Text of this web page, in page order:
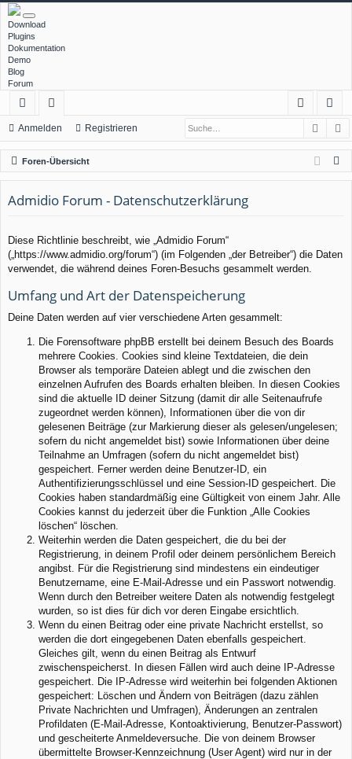
Download
Plugins
Dokumentation
Demo
Blog
Forum
ch
ne
llz
ug
f
or
en
m
el
ist
rie
Anmelden Registrieren
Foren-Übersicht
Admidio Forum - Datenschutzerklärung
Diese Richtlinie beschreibt, wie „Admidio Forum“
(„https://www.admidio.org/forum“) (im Folgenden „der Betreiber“) die Daten
verwendet, die während deines Foren-Besuchs gesammelt werden.
Umfang und Art der Datenspeicherung
Deine Daten werden auf vier verschiedene Arten gesammelt:
Die Forensoftware phpBB erstellt bei deinem Besuch des Boards
mehrere Cookies. Cookies sind kleine Textdateien, die dein
Browser als temporäre Dateien ablegt und die zwischen den
einzelnen Aufrufen des Boards erhalten bleiben. In diesen Cookies
sind die aktuelle ID deiner Sitzung (damit dir alle Seitenaufrufe
zugeordnet werden können), Informationen über die von dir
gelesenen Beiträge (zur Markierung dieser als gelesen/ungelesen;
sofern du nicht angemeldet bist) sowie Informationen über deine
Teilnahme an Umfragen (sofern du nicht angemeldet bist)
gespeichert. Ferner werden deine Benutzer-ID, ein
Authentifizierungsschlüssel und eine Session-ID gespeichert. Die
Cookies haben standardmäßig eine Gültigkeit von einem Jahr. Alle
Cookies kannst du jederzeit über die Funktion „Alle Cookies
löschen“ löschen.
Weiterhin werden die Daten gespeichert, die du bei der
Registrierung, in deinem Profil oder deinem persönlichem Bereich
angibst. Für die Registrierung sind mindestens ein eindeutiger
Benutzername, eine E-Mail-Adresse und ein Passwort notwendig.
Wenn durch den Betreiber weitere Daten als notwendig festgelegt
wurden, so ist dies für dich vor deren Eingabe ersichtlich.
Wenn du einen Beitrag oder eine private Nachricht erstellst, so
werden die dort eingegebenen Daten ebenfalls gespeichert.
Gleiches gilt, wenn du einen Beitrag als Entwurf
zwischenspeicherst. In diesen Fällen wird auch deine IP-Adresse
gespeichert. Die IP-Adresse wird weiterhin bei folgenden Aktionen
gespeichert: Löschen und Ändern von Beiträgen (dazu zählen
Private Nachrichten und Umfragen), Änderungen an zentralen
Profildaten (E-Mail-Adresse, Kontoaktivierung, Benutzer-Passwort)
und gescheiterte Anmeldeversuche. Die von deinem Browser
übermittelte Browser-Kennzeichnung (User Agent) wird nur in der